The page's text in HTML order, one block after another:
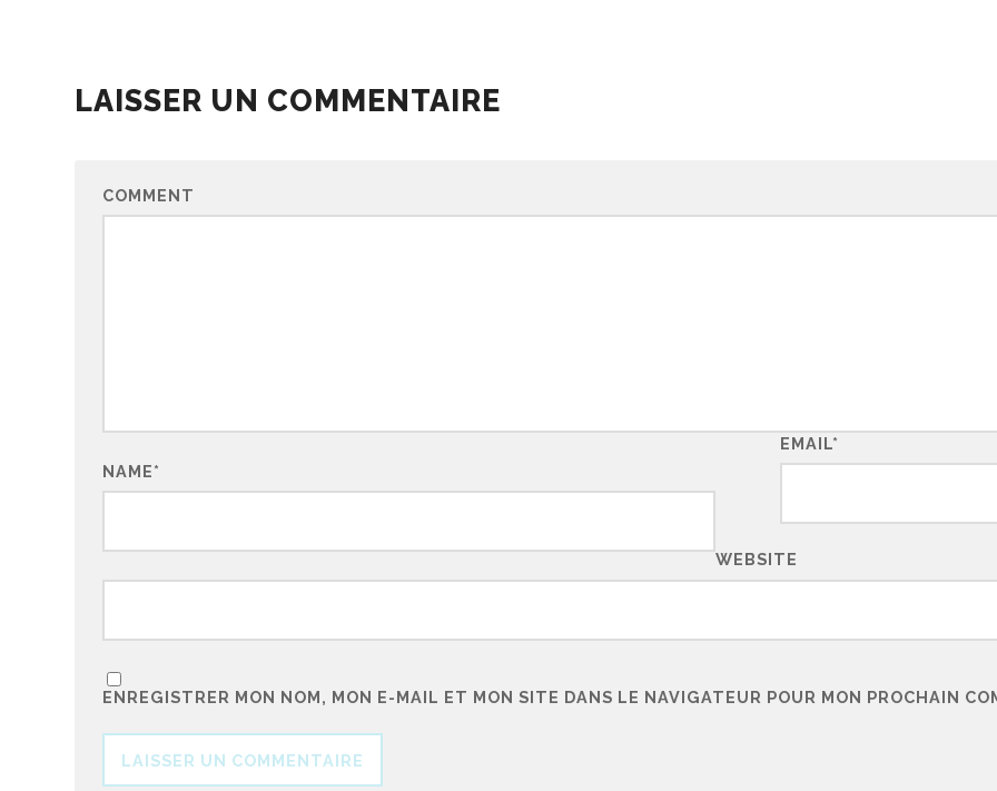
LAISSER UN COMMENTAIRE
COMMENT
NAME*
EMAIL*
WEBSITE
ENREGISTRER MON NOM, MON E-MAIL ET MON SITE DANS LE NAVIGATEUR POUR MON PROCHAIN